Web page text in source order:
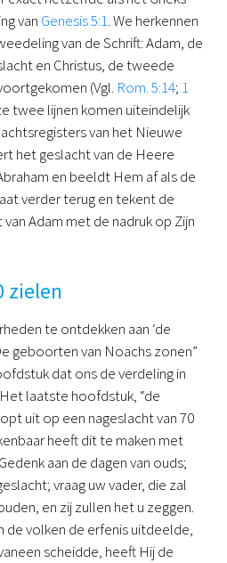
van Genesis 5:1. We herkennen
van de Schrift: Adam, de
en Christus, de tweede
(Vgl. Rom. 5:14; 1
twee lijnen komen uiteindelijk
van het Nieuwe
het geslacht van de Heere
en beeldt Hem af als de
verder terug en tekent de
Adam met de nadruk op Zijn
zielen
te ontdekken aan ‘de
geboorten van Noachs zonen”
dat ons de verdeling in
laatste hoofdstuk, “de
uit op een nageslacht van 70
heeft dit te maken met
aan de dagen van ouds;
vraag uw vader, die zal
en zij zullen het u zeggen.
de volken de erfenis uitdeelde,
scheidde, heeft Hij de